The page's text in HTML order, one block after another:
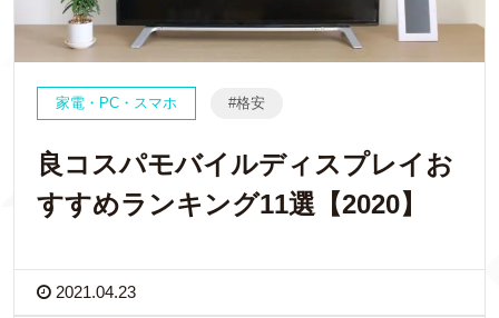
家電・PC・スマホ 格安
良コスパモバイルディスプレイお
すすめランキング11選【2020】
2021.04.23